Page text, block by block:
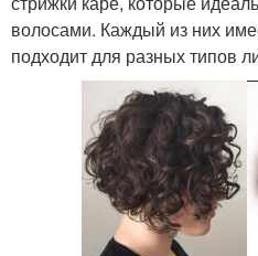
волосами. Каждый из них
подходит для разных типов